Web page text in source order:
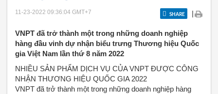
11-23-2022 09:36:04 GMT+7 SHARE |
VNPT đã trở thành một trong những doanh nghiệp
hàng đầu vinh dự nhận biểu trưng Thương hiệu Quốc
gia Việt Nam lần thứ 8 năm 2022
NHIỀU SẢN PHẨM DỊCH VỤ CỦA VNPT ĐƯỢC CÔNG
NHẬN THƯƠNG HIỆU QUỐC GIA 2022
VNPT đã trở thành một trong những doanh nghiệp hàng